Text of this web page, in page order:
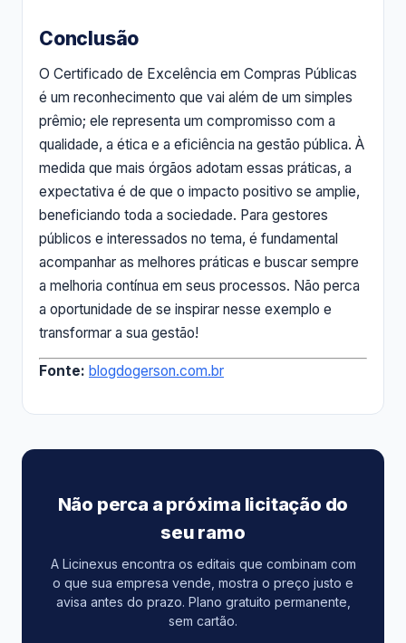
Conclusão
O Certificado de Excelência em Compras Públicas
é um reconhecimento que vai além de um simples
prêmio; ele representa um compromisso com a
qualidade, a ética e a eficiência na gestão pública. À
medida que mais órgãos adotam essas práticas, a
expectativa é de que o impacto positivo se amplie,
beneficiando toda a sociedade. Para gestores
públicos e interessados no tema, é fundamental
acompanhar as melhores práticas e buscar sempre
a melhoria contínua em seus processos. Não perca
a oportunidade de se inspirar nesse exemplo e
transformar a sua gestão!
Fonte: blogdogerson.com.br
Não perca a próxima licitação do
seu ramo
A Licinexus encontra os editais que combinam com
o que sua empresa vende, mostra o preço justo e
avisa antes do prazo. Plano gratuito permanente,
sem cartão.